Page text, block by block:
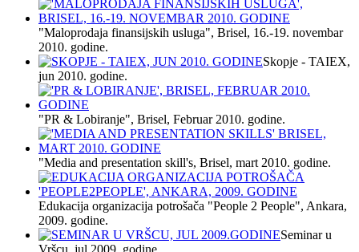
"Maloprodaja finansijskih usluga", Brisel, 16.-19. novembar
2010. godine.
Skopje - TAIEX,
jun 2010. godine.
"PR & Lobiranje", Brisel, Februar 2010. godine.
"Media and presentation skill's, Brisel, mart 2010. godine.
Edukacija organizacija potrošača "People 2 People", Ankara,
2009. godine.
Seminar u
Vršcu, jul 2009. godine.